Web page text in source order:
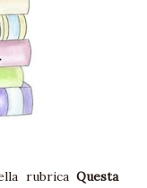
rubrica Questa